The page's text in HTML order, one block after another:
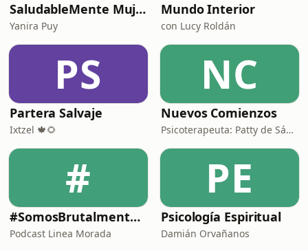
SaludableMente Mujer
Yanira Puy
Mundo Interior
con Lucy Roldán
PS
Partera Salvaje
Ixtzel 🍁🌻
NC
Nuevos Comienzos
Psicoterapeuta: Patty de Sáenz
#
#SomosBrutalmenteHonestas
Podcast Linea Morada
PE
Psicología Espiritual
Damián Orvañanos